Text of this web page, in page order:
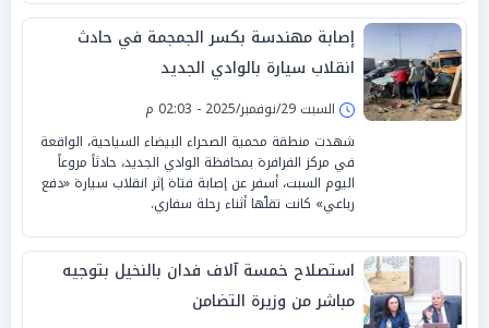
إصابة مهندسة بكسر الجمجمة في حادث
انقلاب سيارة بالوادي الجديد
السبت 29/نوفمبر/2025 - 02:03 م
شهدت منطقة محمية الصحراء البيضاء السياحية، الواقعة
في مركز الفرافرة بمحافظة الوادي الجديد، حادثاً مروعاً
اليوم السبت، أسفر عن إصابة فتاة إثر انقلاب سيارة «دفع
رباعي» كانت تقلّها أثناء رحلة سفاري.
استصلاح خمسة آلاف فدان بالنخيل بتوجيه
مباشر من وزيرة التضامن